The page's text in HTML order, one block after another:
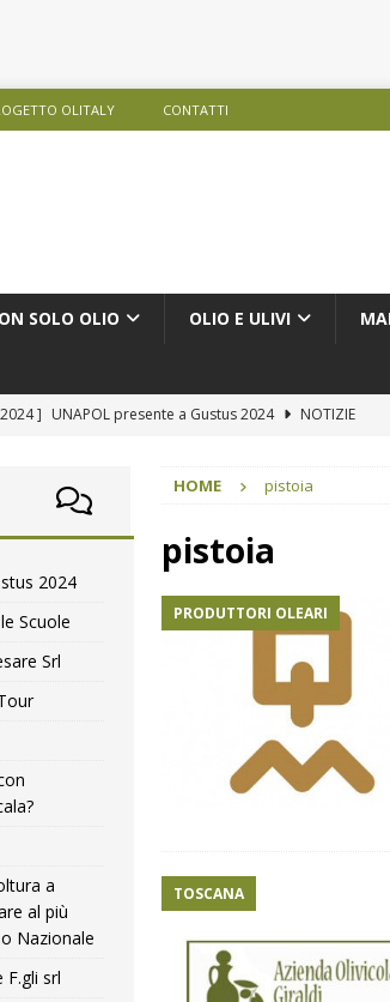
OLITALY CONTATTI
SOLO OLIO OLIO E ULIVI
] UNAPOL presente a Gustus 2024
NOTIZIE
]
Frantoio Agricola De Cesare Srl
PRODUTTORI
] Presentazione Extra in Tour
COMUNICATI STAMPA
] Premio Extra in Tour
Olitaly lancia la mappatura dei piccoli produttori.
HOME pistoia
pistoia
PRODUTTORI OLEARI
TOSCANA
2024
Scuole
Srl
a
al più
Nazionale
F.gli srl